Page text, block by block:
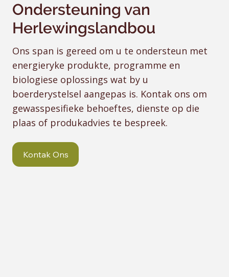
Ondersteuning van
Herlewingslandbou
Ons span is gereed om u te ondersteun met
energieryke produkte, programme en
biologiese oplossings wat by u
boerderystelsel aangepas is. Kontak ons om
gewasspesifieke behoeftes, dienste op die
plaas of produkadvies te bespreek.
Kontak Ons